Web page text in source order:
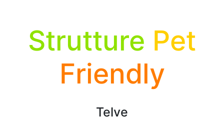
Strutture Pet
Friendly
Telve